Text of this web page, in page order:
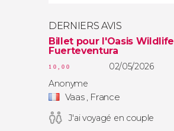
DERNIERS AVIS
Billet pour l'Oasis Wildlife
Fuerteventura
10,00
02/05/2026
Anonyme
Vaas , France
J'ai voyagé en couple